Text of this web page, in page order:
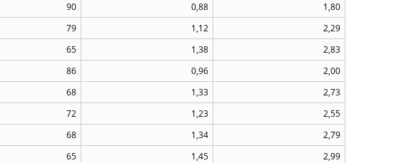
90 0,88
1,80
79 1,12
2,29
65 1,38
2,83
86 0,96
2,00
68 1,33
2,73
72 1,23
2,55
68 1,34
2,79
65 1,45
2,99